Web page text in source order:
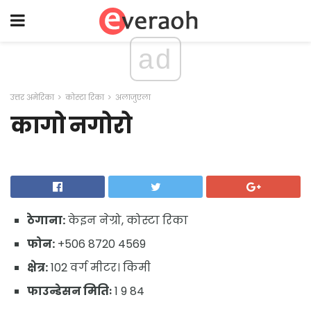
ad
उत्तर अमेरिका कोस्टा रिका अलाजुएला
कागो नगोरो
ठेगाना:केइन नेग्रो, कोस्टा रिका
फोन: +506 8720 4569
क्षेत्र:102 वर्ग मीटर। किमी
फाउन्डेसन मितिः1 9 84